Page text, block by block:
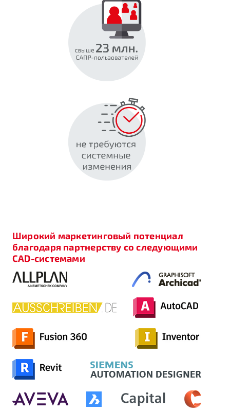
Широкий маркетинговый потенциал
благодаря партнерству со следующими
CAD-системами